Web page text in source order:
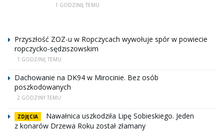
1 GODZINĘ TEMU
Przyszłość ZOZ-u w Ropczycach wywołuje spór w powiecie
ropczycko-sędziszowskim
1 GODZINĘ TEMU
Dachowanie na DK94 w Mirocinie. Bez osób
poszkodowanych
2 GODZINY TEMU
ZDJĘCIA
Nawałnica uszkodziła Lipę Sobieskiego. Jeden
z konarów Drzewa Roku został złamany